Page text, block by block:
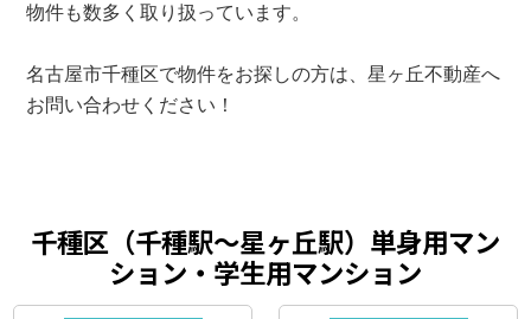
物件も数多く取り扱っています。
名古屋市千種区で物件をお探しの方は、星ヶ丘不動産へ
お問い合わせください！
千種区（千種駅～星ヶ丘駅）単身用マン
ション・学生用マンション